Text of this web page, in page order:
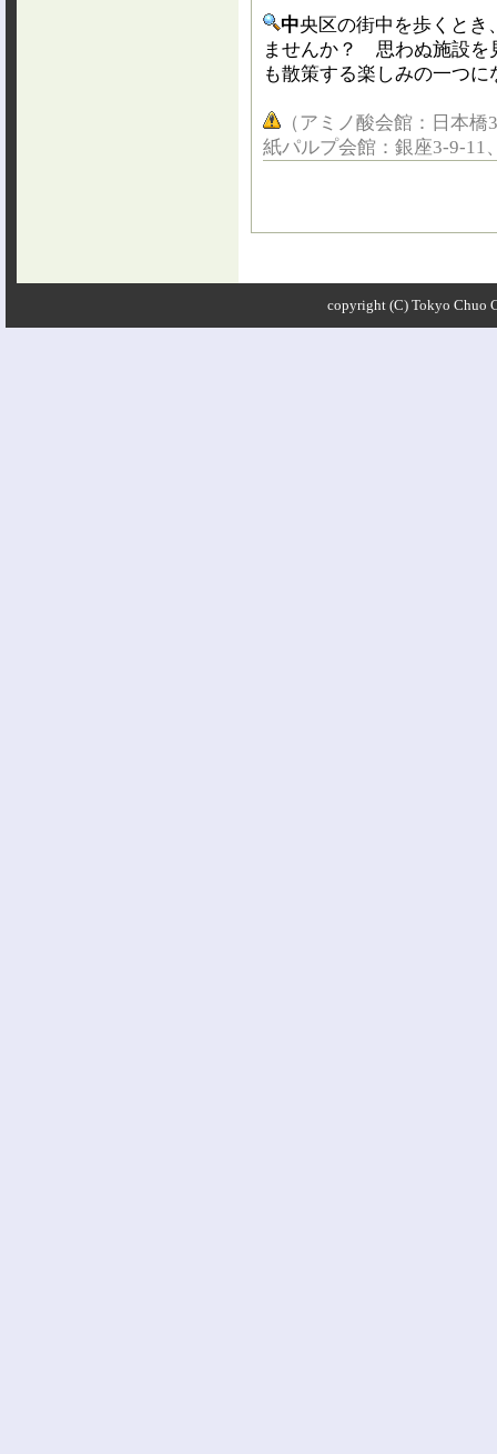
中央区の街中を歩くとき
ませんか？ 思わぬ施設を
も散策する楽しみの一つに
（アミノ酸会館：日本
紙パルプ会館：銀座3-9-11
copyright (C) Tokyo Chuo